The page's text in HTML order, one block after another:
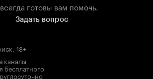
готовы вам помочь.
Задать вопрос
. 18+
каналы
бесплатного